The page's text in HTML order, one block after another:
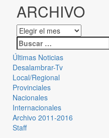
ARCHIVO
Últimas Noticias
Desalambrar-Tv
Local/Regional
Provinciales
Nacionales
Internacionales
Archivo 2011-2016
Staff